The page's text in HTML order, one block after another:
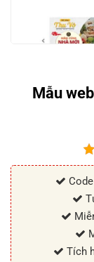
Mẫu
Tích